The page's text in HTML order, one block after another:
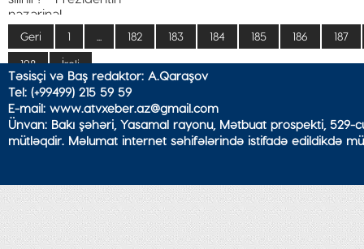
Geri 1 182 183 184 185 186
187
198
İrəli
Təsisçi və Baş redaktor: A.Qaraşov
Tel: (+99499) 215 59 59
E-mail: www.atvxeber.az@gmail.com
Ünvan: Bakı şəhəri, Yasamal rayonu, Mətbuat prospekti,
mütləqdir. Məlumat internet səhifələrində istifadə edildikdə